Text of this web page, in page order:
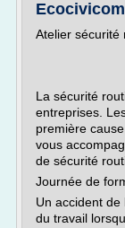
Ecocivicom
Atelier sécurité
La sécurité
entreprises.
première
vous
de sécurité
Journée de
Un accident
du travail